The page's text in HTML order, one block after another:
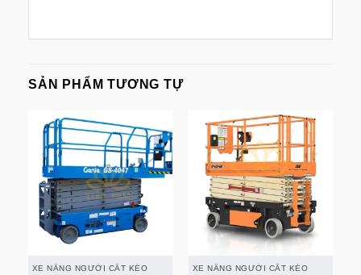
SẢN PHẨM TƯƠNG TỰ
XE NÂNG NGƯỜI CẮT KÉO XE NÂNG NGƯỜI CẮT KÉO